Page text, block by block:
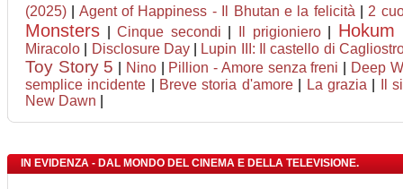
(2025)
Agent of Happiness - Il Bhutan e la felicità 2
Monsters |Cinque secondi Il prigioniero| Hokum
Miracolo
Disclosure Day| Lupin III: Il castello di
Toy Story 5 Nino| Pillion - Amore senza freni
Deep
semplice incidente
Breve storia d'amore| La grazia
Il
New Dawn
IN EVIDENZA - DAL MONDO DEL CINEMA E DELLA TELEVISIONE.